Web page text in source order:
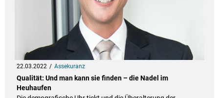
22.03.2022 Assekuranz
Qualität: Und man kann sie finden – die Nadel im
Heuhaufen